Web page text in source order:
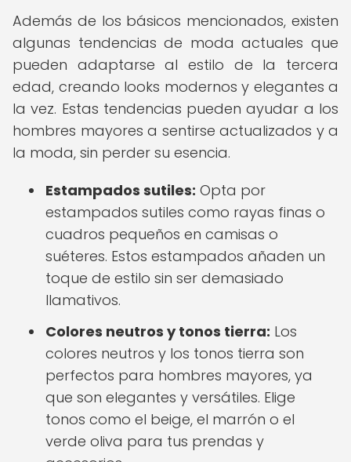
Además de los básicos mencionados, existen
algunas tendencias de moda actuales que
pueden adaptarse al estilo de la tercera
edad, creando looks modernos y elegantes a
la vez. Estas tendencias pueden ayudar a los
hombres mayores a sentirse actualizados y a
la moda, sin perder su esencia.
Estampados sutiles: Opta por
estampados sutiles como rayas finas o
cuadros pequeños en camisas o
suéteres. Estos estampados añaden un
toque de estilo sin ser demasiado
llamativos.
Colores neutros y tonos tierra: Los
colores neutros y los tonos tierra son
perfectos para hombres mayores, ya
que son elegantes y versátiles. Elige
tonos como el beige, el marrón o el
verde oliva para tus prendas y